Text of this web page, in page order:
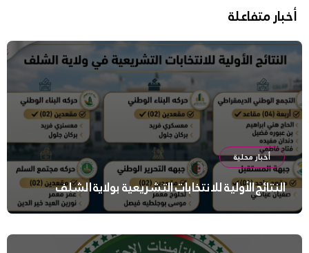
أخبار متفاعلة
أخبار محلية
النتائج الأولية للانتخابات التشريعية بولاية الشلف